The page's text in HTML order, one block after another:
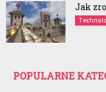
Jak
POPULARNE